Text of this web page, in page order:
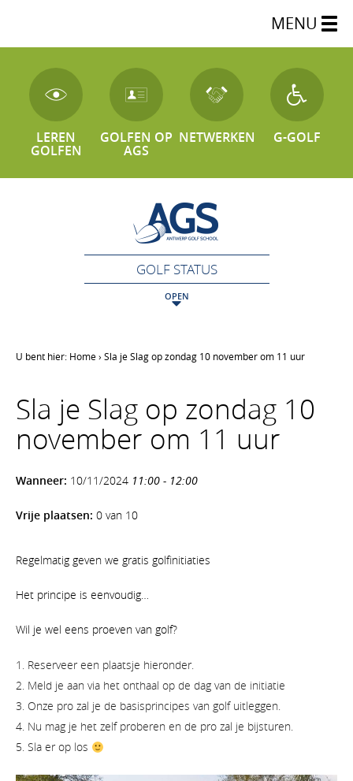
MENU
LEREN
GOLFEN
GOLFEN OP
AGS
NETWERKEN G-GOLF
GOLF STATUS
OPEN
U bent hier: Home› Sla je Slag op zondag 10 november om 11 uur
Sla je Slag op zondag 10
november om 11 uur
Wanneer: 10/11/2024 11:00 - 12:00
Vrije plaatsen: 0 van 10
Regelmatig geven we gratis golfinitiaties
Het principe is eenvoudig…
Wil je wel eens proeven van golf?
Reserveer een plaatsje hieronder.
Meld je aan via het onthaal op de dag van de initiatie
Onze pro zal je de basisprincipes van golf uitleggen.
Nu mag je het zelf proberen en de pro zal je bijsturen.
Sla er op los